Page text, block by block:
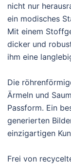
nicht nur
ein modisches
Mit einem
dicker und
ihm eine
Die
Ärmeln und
Passform. Ein
generierten
einzigartigen
Frei von